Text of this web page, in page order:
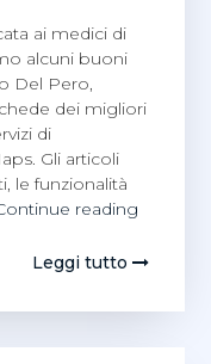
ai medici di
alcuni buoni
Del Pero,
dei migliori
di
Gli articoli
le funzionalità
reading
Del
a
Leggi tutto